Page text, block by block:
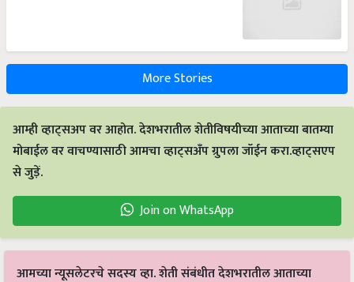
More Stories
आम्ही व्हाट्सअप वर आहोत. देशभरातील शेतीविषयीच्या आताच्या बातम्या
मोबाईल वर वाचण्यासाठी आमचा व्हाट्सअँप ग्रुपला जॉईन करा.व्हाट्सएप
से जुड़ें.
Join on WhatsApp
आमच्या न्यूसलेटरचे सदस्य व्हा. शेती संबंधीत देशभरातील आताच्या